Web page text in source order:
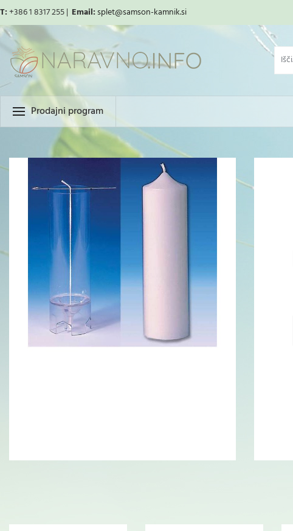
T:+386 1 8317 255 | Email:splet@samson-kamnik.si
Prodajni program